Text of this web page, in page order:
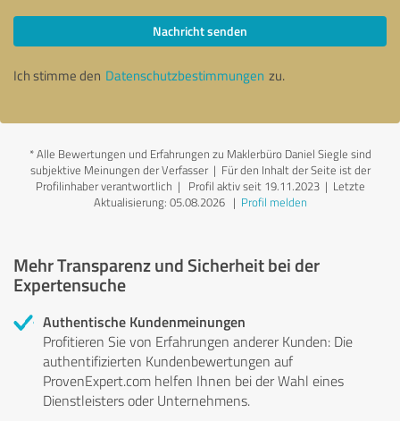
Nachricht senden
Ich stimme den Datenschutzbestimmungen zu.
*Alle Bewertungen und Erfahrungen zu Maklerbüro Daniel Siegle sind
subjektive Meinungen der Verfasser | Für den Inhalt der Seite ist der
Profilinhaber verantwortlich | Profil aktiv seit 19.11.2023 | Letzte
Aktualisierung: 05.08.2026| Profil melden
Mehr Transparenz und Sicherheit bei der
Expertensuche
Authentische Kundenmeinungen
Profitieren Sie von Erfahrungen anderer Kunden: Die
authentifizierten Kundenbewertungen auf
ProvenExpert.com helfen Ihnen bei der Wahl eines
Dienstleisters oder Unternehmens.